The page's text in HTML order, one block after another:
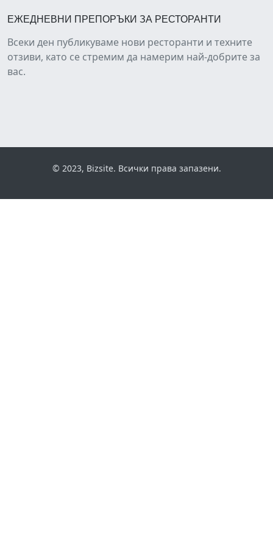
ЕЖЕДНЕВНИ ПРЕПОРЪКИ ЗА РЕСТОРАНТИ
Всеки ден публикуваме нови ресторанти и техните
отзиви, като се стремим да намерим най-добрите за
вас.
© 2023, Bizsite. Всички права запазени.